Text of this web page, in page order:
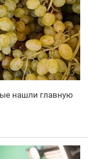
нашли главную